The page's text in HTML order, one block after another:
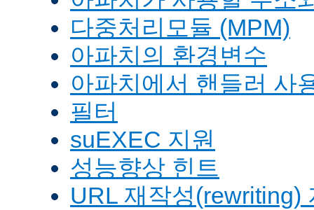
다중처리모듈 (MPM)
아파치의 환경변수
아파치에서 핸들러 사
필터
suEXEC 지원
성능향상 힌트
URL 재작성(rewriting)